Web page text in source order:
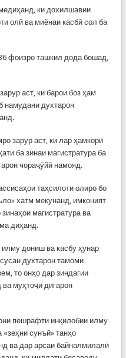
ки дохилшавии
олӣ ва миёнаи касбӣ сол ба
фоизро ташкил дода бошад,
аст, ки барои боз ҳам
намудани духтарон
зарур аст, ки лар ҳамкорӣ
ба зинаи магистратура ба
чораҷӯйӣ намояд.
таҳсилоти олиро бо
хатм мекунанд, имконият
магистратура ва
диҳанд.
дониш ва касбу ҳунар
духтарон тамоми
то онҳо дар зиндагии
муҳтоҷи дигарон
пешрафти инқилобии илму
«зеҳни сунъӣ» танҳо
ва дар арсаи байналмилалӣ